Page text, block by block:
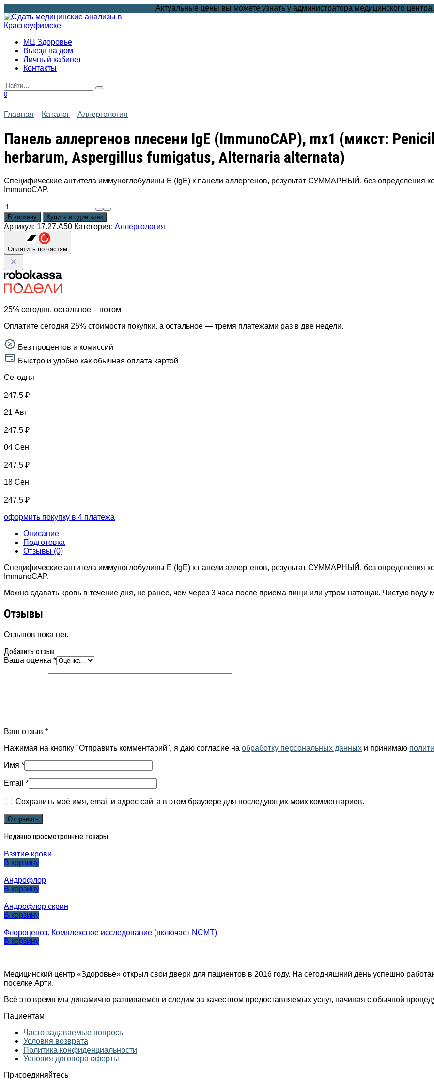
к
содержанию
Актуальные цены вы можете узнать у администратора медицинского центра.
МЦ Здоровье
Выезд на дом
Личный кабинет
Контакты
Search
for:
0
Главная Каталог Аллергология
Панель аллергенов плесени IgE (ImmunoCAP), mx1 (микст:
herbarum, Aspergillus fumigatus, Alternaria alternata)
Специфические антитела иммуноглобулины Е (IgE) к панели аллергенов, результат СУММАРНЫЙ, без определения
ImmunoCAP.
Количество
товара
Панель
аллергенов
плесени
IgE
(ImmunoCAP),
mx1
(микст:
Penicillium
chrysogenum,
herbarum,
fumigatus,
alternata)
В корзину Купить в один клик
Артикул: 17.27.A50 Категория: Аллергология
Оплатить по частям
25% сегодня, остальное – потом
Оплатите сегодня 25% стоимости покупки, а остальное — тремя платежами раз в две недели.
Без процентов и комиссий
Быстро и удобно как обычная оплата картой
Сегодня
247.5 ₽
21 Авг
247.5 ₽
04 Сен
247.5 ₽
18 Сен
247.5 ₽
оформить покупку в 4 платежа
Описание
Подготовка
Отзывы (0)
Специфические антитела иммуноглобулины Е (IgE) к панели аллергенов, результат СУММАРНЫЙ, без определения
ImmunoCAP.
Можно сдавать кровь в течение дня, не ранее, чем через 3 часа после приема пищи или утром натощак. Чистую
Отзывы
Отзывов пока нет.
Добавить отзыв
Ваша оценка *
Ваш отзыв *
Нажимая на кнопку "Отправить комментарий", я даю согласие на обработку персональных данных и принимаю
Имя *
Email *
Сохранить моё имя, email и адрес сайта в этом браузере для последующих моих комментариев.
Недавно просмотренные товары
Взятие крови
В корзину
Андрофлор
В корзину
Андрофлор скрин
В корзину
Флороценоз. Комплексное исследование (включает NCMT)
В корзину
Медицинский центр «Здоровье» открыл свои двери для пациентов в 2016 году. На сегодняшний день успешно
поселке Арти.
Всё это время мы динамично развиваемся и следим за качеством предоставляемых услуг, начиная с обычной
Пациентам
Часто задаваемые вопросы
Условия возврата
Политика конфиденциальности
Условия договора оферты
Присоединяйтесь